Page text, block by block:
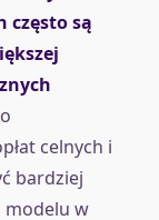
często są
celnych i
bardziej
modelu w